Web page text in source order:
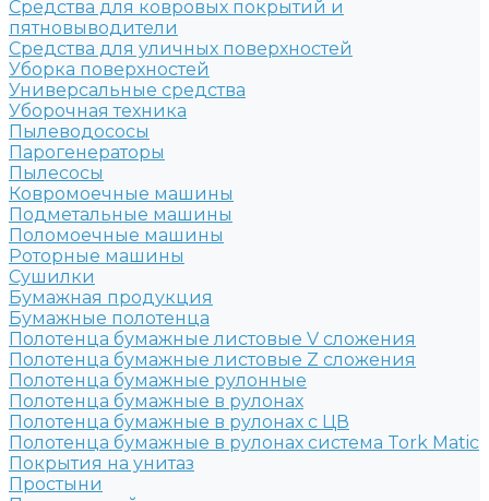
Средства для ковровых покрытий и
пятновыводители
Средства для уличных поверхностей
Уборка поверхностей
Универсальные средства
Уборочная техника
Пылеводососы
Парогенераторы
Пылесосы
Ковромоечные машины
Подметальные машины
Поломоечные машины
Роторные машины
Сушилки
Бумажная продукция
Бумажные полотенца
Полотенца бумажные листовые V сложения
Полотенца бумажные листовые Z сложения
Полотенца бумажные рулонные
Полотенца бумажные в рулонах
Полотенца бумажные в рулонах с ЦВ
Полотенца бумажные в рулонах система Tork Matic
Покрытия на унитаз
Простыни